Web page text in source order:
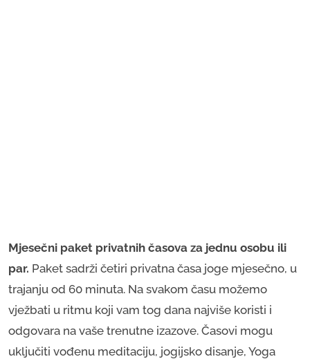
Mjesečni paket privatnih časova za jednu osobu ili
par. Paket sadrži četiri privatna časa joge mjesečno, u
trajanju od 60 minuta. Na svakom času možemo
vježbati u ritmu koji vam tog dana najviše koristi i
odgovara na vaše trenutne izazove. Časovi mogu
uključiti vođenu meditaciju, jogijsko disanje, Yoga